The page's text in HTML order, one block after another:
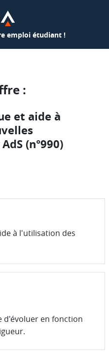
emploi étudiant !
:
et aide à
(n°990)
à l'utilisation des
d'évoluer en fonction